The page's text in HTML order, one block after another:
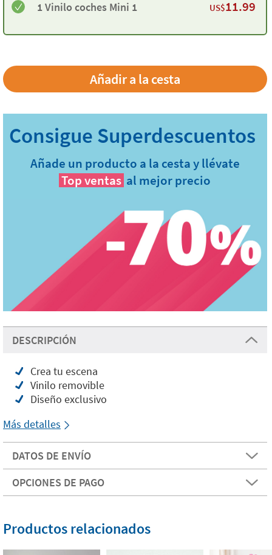
1 Vinilo coches Mini 1 US$11.99
Añade un producto a la cesta y llévate
Top ventas al mejor precio
DESCRIPCIÓN
Crea tu escena
Vinilo removible
Diseño exclusivo
Más detalles
DATOS DE ENVÍO
OPCIONES DE PAGO
Productos relacionados